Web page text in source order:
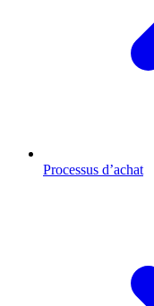
Processus d’achat